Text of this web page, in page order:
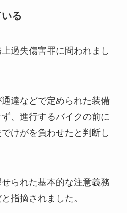
る
過失傷害罪に問われまし
達などで定められた装備
、進行するバイクの前に
けがを負わせたと判断し
られた基本的な注意義務
指摘されました。